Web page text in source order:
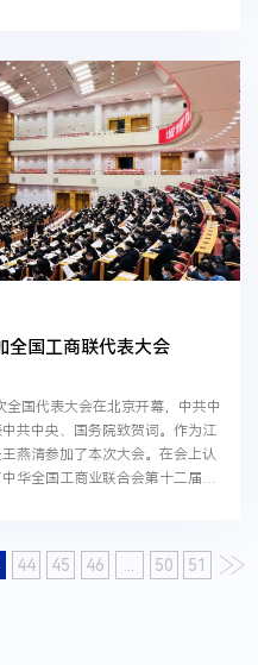
全国工商联代表大会
国代表大会在北京开幕，中共中
共中央、国务院致贺词。作为江
燕清参加了本次大会。在会上认
华全国工商业联合会第十二届执
44 45 46 ... 50 51